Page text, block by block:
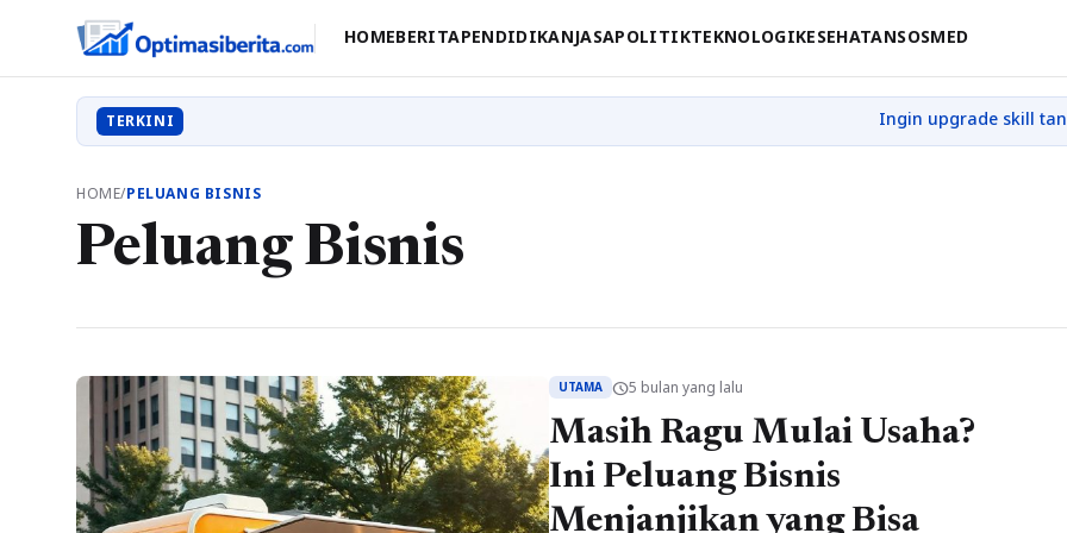
HOMEBERITAPENDIDIKANJASAPOLITIKTEKNOLOGIKESEHATANSOSMED
TERKINI
HOME/PELUANG BISNIS
Peluang Bisnis
UTAMA schedule5 bulan yang lalu
Masih Ragu Mulai Usaha?
Ini Peluang Bisnis
Menjanjikan yang Bisa